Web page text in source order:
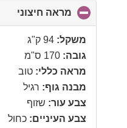
מראה חיצוני
to
משקל: 94 ק"ג
גובה: 170 ס"מ
מראה כללי: טוב
מבנה גוף: רגיל
צבע עור: שזוף
צבע העיניים: כחול